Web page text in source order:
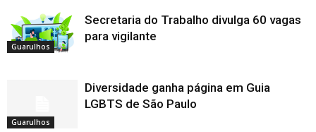
Guarulhos
Secretaria do Trabalho divulga 60 vagas
para vigilante
Guarulhos
Diversidade ganha página em Guia
LGBTS de São Paulo